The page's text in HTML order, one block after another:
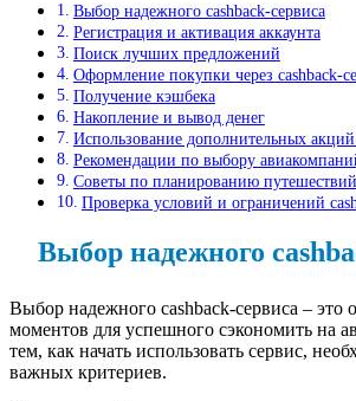
Выбор надежного cashback-сервиса
Регистрация и активация аккаунта
Поиск лучших предложений
Оформление покупки через cashback-
Получение кэшбека
Накопление и вывод денег
Использование дополнительных
Рекомендации по выбору
Советы по планированию путешествий
Проверка условий и ограничений
Выбор надежного
Выбор надежного cashback-сервиса – это
моментов для успешного сэкономить на
тем, как начать использовать сервис,
важных критериев.